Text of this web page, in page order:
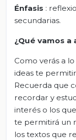
Énfasis :
secundarias.
¿Qué vamos a
Como verás a
ideas te
Recuerda que
recordar y
interés o los
te permitirá un
los textos que